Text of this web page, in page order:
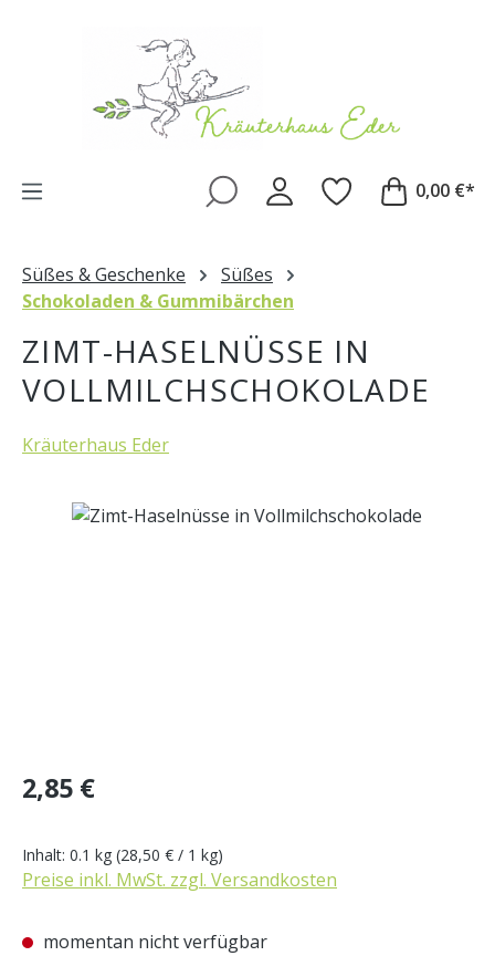
0,00 €*
Süßes & Geschenke
Süßes
Schokoladen & Gummibärchen
ZIMT-HASELNÜSSE IN
VOLLMILCHSCHOKOLADE
Kräuterhaus Eder
Bildergalerie überspringen
Regulärer Preis:
2,85 €
Inhalt: 0.1 kg (28,50 € / 1 kg)
Preise inkl. MwSt. zzgl. Versandkosten
momentan nicht verfügbar